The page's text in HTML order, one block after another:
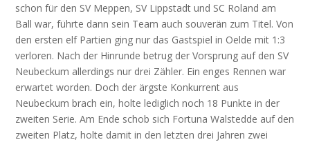
schon für den SV Meppen, SV Lippstadt und SC Roland am
Ball war, führte dann sein Team auch souverän zum Titel. Von
den ersten elf Partien ging nur das Gastspiel in Oelde mit 1:3
verloren. Nach der Hinrunde betrug der Vorsprung auf den SV
Neubeckum allerdings nur drei Zähler. Ein enges Rennen war
erwartet worden. Doch der ärgste Konkurrent aus
Neubeckum brach ein, holte lediglich noch 18 Punkte in der
zweiten Serie. Am Ende schob sich Fortuna Walstedde auf den
zweiten Platz, holte damit in den letzten drei Jahren zwei